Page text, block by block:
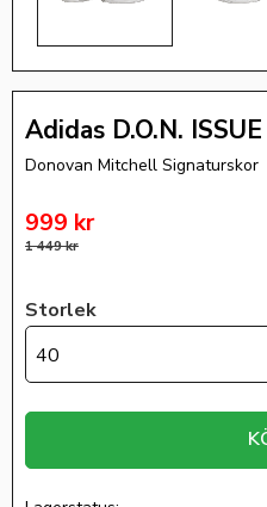
Adidas D.O.N.
Donovan Mitchell Signaturskor
Nedsatt pris:
999 kr
Ordinarie pris:
1 449kr
Storlek
40